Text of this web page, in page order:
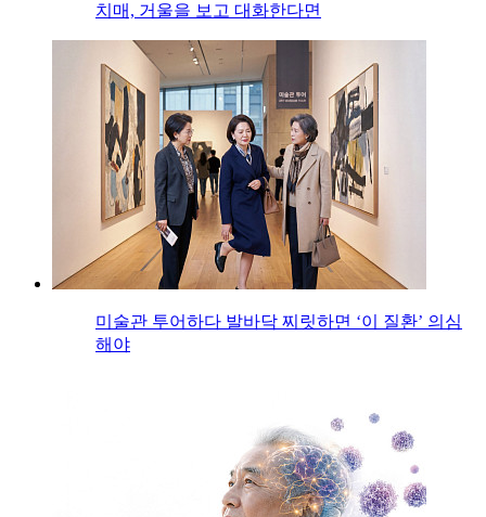
치매, 거울을 보고 대화한다면
미술관 투어하다 발바닥 찌릿하면 ‘이 질환’ 의심
해야